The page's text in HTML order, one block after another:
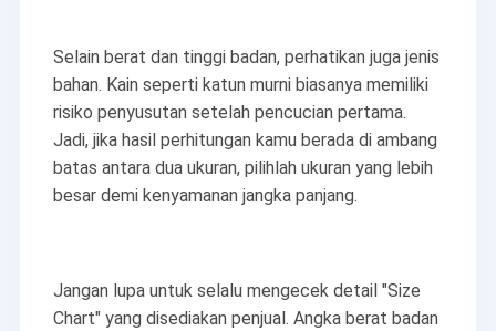
Selain berat dan tinggi badan, perhatikan juga jenis
bahan. Kain seperti katun murni biasanya memiliki
risiko penyusutan setelah pencucian pertama.
Jadi, jika hasil perhitungan kamu berada di ambang
batas antara dua ukuran, pilihlah ukuran yang lebih
besar demi kenyamanan jangka panjang.
Jangan lupa untuk selalu mengecek detail "Size
Chart" yang disediakan penjual. Angka berat badan